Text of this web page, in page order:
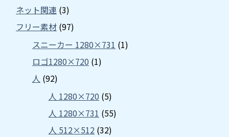
ネット関連 (3)
フリー素材 (97)
スニーカー 1280×731 (1)
ロゴ1280×720 (1)
人 (92)
人 1280×720 (5)
人 1280×731 (55)
人 512×512 (32)